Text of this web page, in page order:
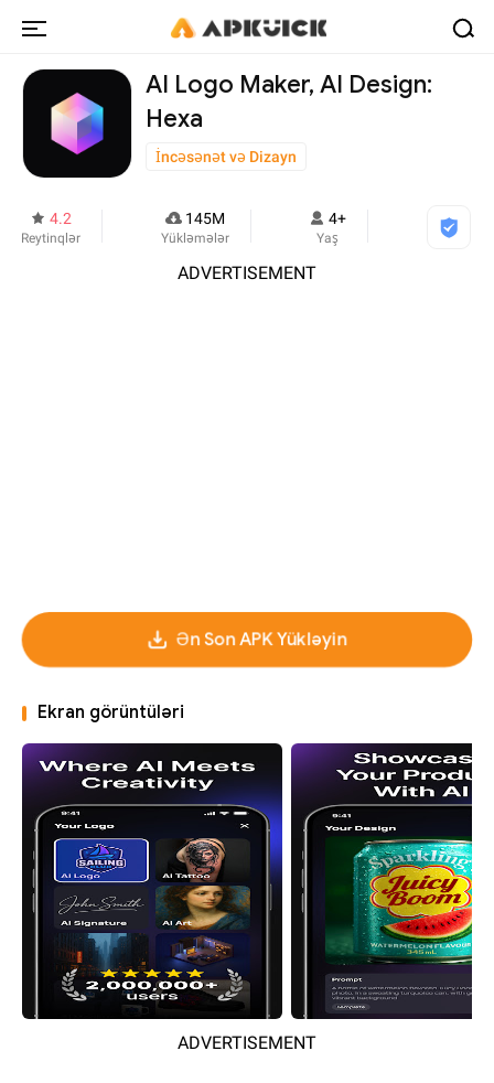
AI Logo Maker, AI Design:
Hexa
İncəsənət və Dizayn
4.2
Reytinqlər
145M
Yükləmələr
4+
Yaş
ADVERTISEMENT
Ən Son APK Yükləyin
Ekran görüntüləri
ADVERTISEMENT